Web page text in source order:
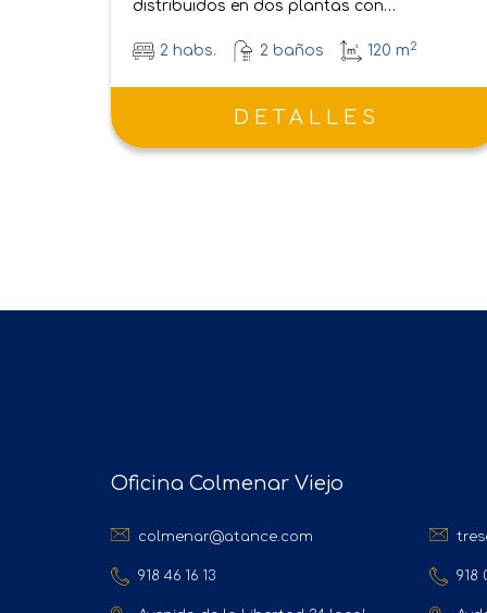
de 114 m2 distribuidos en…
3 habs. 2 baños 114 m2
DETALLES
Oficina Colmenar Viejo
colmenar@atance.com
918 46 16 13 918